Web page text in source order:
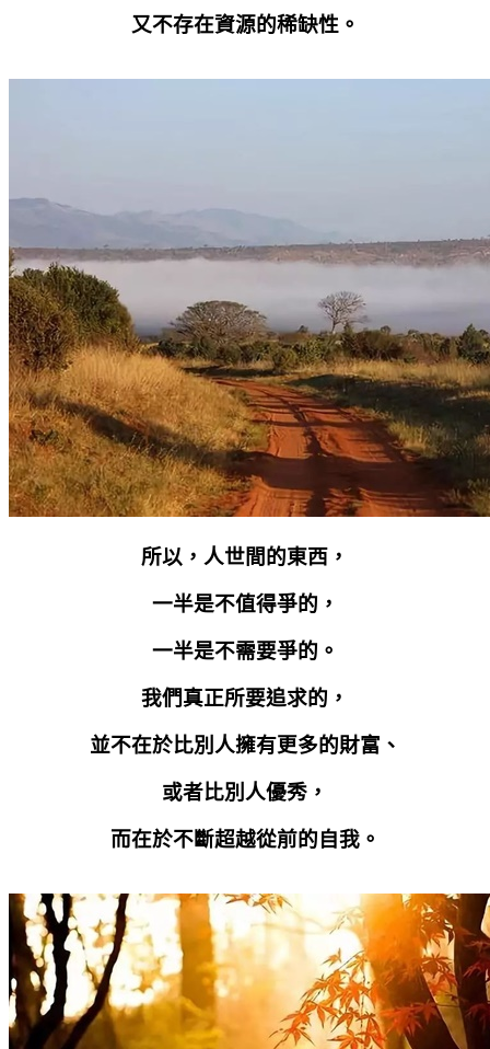
又不存在資源的稀缺性。
所以，人世間的東西，
一半是不值得爭的，
一半是不需要爭的。
我們真正所要追求的，
並不在於比別人擁有更多的財富、
或者比別人優秀，
而在於不斷超越從前的自我。